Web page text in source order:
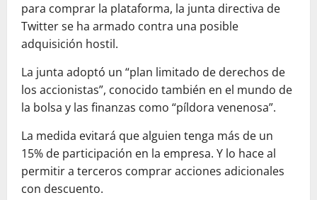
para comprar la plataforma, la junta directiva de
Twitter se ha armado contra una posible
adquisición hostil.
La junta adoptó un “plan limitado de derechos de
los accionistas”, conocido también en el mundo de
la bolsa y las finanzas como “píldora venenosa”.
La medida evitará que alguien tenga más de un
15% de participación en la empresa. Y lo hace al
permitir a terceros comprar acciones adicionales
con descuento.